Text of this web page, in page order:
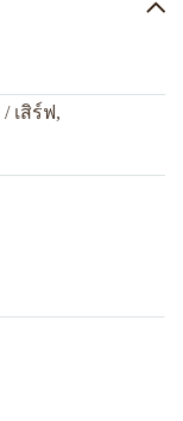
เสิร์ฟ,